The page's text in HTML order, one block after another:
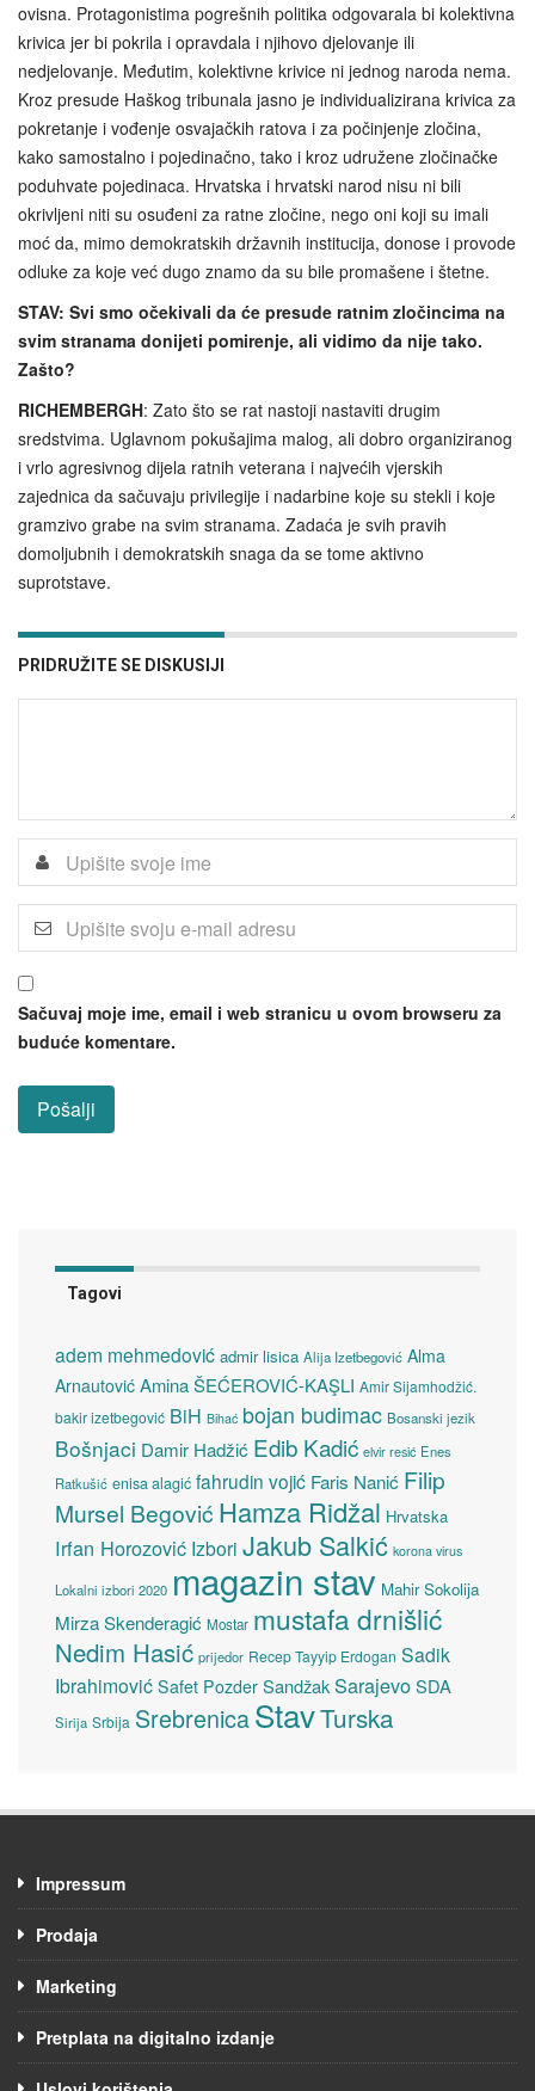
ovisna. Protagonistima pogrešnih politika odgovarala bi kolektivna
krivica jer bi pokrila i opravdala i njihovo djelovanje ili
nedjelovanje. Međutim, kolektivne krivice ni jednog naroda nema.
Kroz presude Haškog tribunala jasno je individualizirana krivica za
pokretanje i vođenje osvajačkih ratova i za počinjenje zločina,
kako samostalno i pojedinačno, tako i kroz udružene zločinačke
poduhvate pojedinaca. Hrvatska i hrvatski narod nisu ni bili
okrivljeni niti su osuđeni za ratne zločine, nego oni koji su imali
moć da, mimo demokratskih državnih institucija, donose i provode
odluke za koje već dugo znamo da su bile promašene i štetne.
STAV: Svi smo očekivali da će presude ratnim zločincima na
svim stranama donijeti pomirenje, ali vidimo da nije tako.
Zašto?
RICHEMBERGH: Zato što se rat nastoji nastaviti drugim
sredstvima. Uglavnom pokušajima malog, ali dobro organiziranog
i vrlo agresivnog dijela ratnih veterana i najvećih vjerskih
zajednica da sačuvaju privilegije i nadarbine koje su stekli i koje
gramzivo grabe na svim stranama. Zadaća je svih pravih
domoljubnih i demokratskih snaga da se tome aktivno
suprotstave.
PRIDRUŽITE SE DISKUSIJI
Sačuvaj moje ime, email i web stranicu u ovom browseru za
buduće komentare.
Tagovi
adem mehmedović admir lisica Alija Izetbegović Alma
Arnautović Amina ŠEĆEROVIĆ-KAŞLI Amir Sijamhodžić.
bakir izetbegović BiH Bihać bojan budimac Bosanski jezik
Bošnjaci Damir Hadžić Edib Kadić elvir resić Enes
Ratkušić enisa alagić fahrudin vojić Faris Nanić Filip
Mursel Begović Hamza Ridžal Hrvatska
Irfan Horozović Izbori Jakub Salkić korona virus
Lokalni izbori 2020 magazin stav Mahir Sokolija
Mirza Skenderagić Mostar mustafa drnišlić
Nedim Hasić prijedor Recep Tayyip Erdogan Sadik
Ibrahimović Safet Pozder SandžakSarajevoSDA
Sirija Srbija SrebrenicaStavTurska
Impressum
Prodaja
Marketing
Pretplata na digitalno izdanje